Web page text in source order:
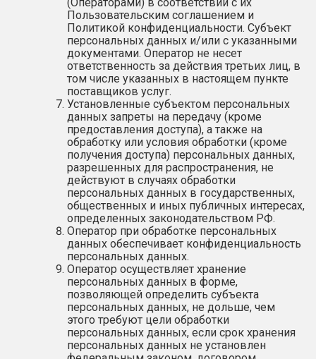
Пользовательским соглашением и
Политикой конфиденциальности. Субъект
персональных данных и/или с указанными
документами. Оператор не несет
ответственность за действия третьих лиц, в
том числе указанных в настоящем пункте
поставщиков услуг.
Установленные субъектом персональных
данных запреты на передачу (кроме
предоставления доступа), а также на
обработку или условия обработки (кроме
получения доступа) персональных данных,
разрешенных для распространения, не
действуют в случаях обработки
персональных данных в государственных,
общественных и иных публичных интересах,
определенных законодательством РФ.
Оператор при обработке персональных
данных обеспечивает конфиденциальность
персональных данных.
Оператор осуществляет хранение
персональных данных в форме,
позволяющей определить субъекта
персональных данных, не дольше, чем
этого требуют цели обработки
персональных данных, если срок хранения
персональных данных не установлен